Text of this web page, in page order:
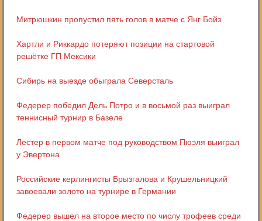
Митрюшкин пропустил пять голов в матче с Янг Бойз
Хартли и Риккардо потеряют позиции на стартовой
решётке ГП Мексики
Сибирь на выезде обыграла Северсталь
Федерер победил Дель Потро и в восьмой раз выиграл
теннисный турнир в Базеле
Лестер в первом матче под руководством Пюэля выиграл
у Эвертона
Российские керлингисты Брызгалова и Крушельницкий
завоевали золото на турнире в Германии
Федерер вышел на второе место по числу трофеев среди